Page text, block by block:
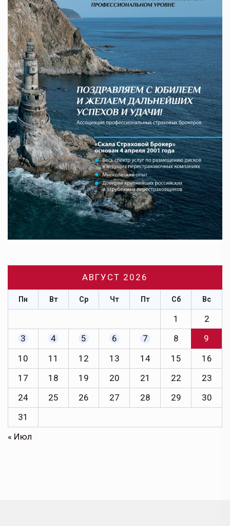
АВГУСТ 2026
Пн Вт Ср Чт Пт Сб Вс
1
2
3
4 5 6 7 8
9
10
11 12 13 14 15
16
17
18 19 20 21 22
23
24
25 26 27 28 29
30
31
« Июл